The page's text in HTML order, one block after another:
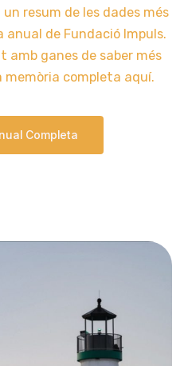
resum de les dades més
de Fundació Impuls.
amb ganes de saber més
completa aquí.
Completa